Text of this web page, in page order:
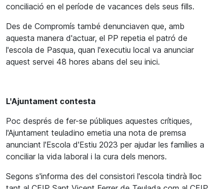
conciliació en el període de vacances dels seus fills.
Des de Compromís també denunciaven que, amb
aquesta manera d'actuar, el PP repetia el patró de
l'escola de Pasqua, quan l'executiu local va anunciar
aquest servei 48 hores abans del seu inici.
L'Ajuntament contesta
Poc després de fer-se públiques aquestes crítiques,
l'Ajuntament teuladino emetia una nota de premsa
anunciant l'Escola d'Estiu 2023 per ajudar les famílies a
conciliar la vida laboral i la cura dels menors.
Segons s'informa des del consistori l'escola tindrà lloc